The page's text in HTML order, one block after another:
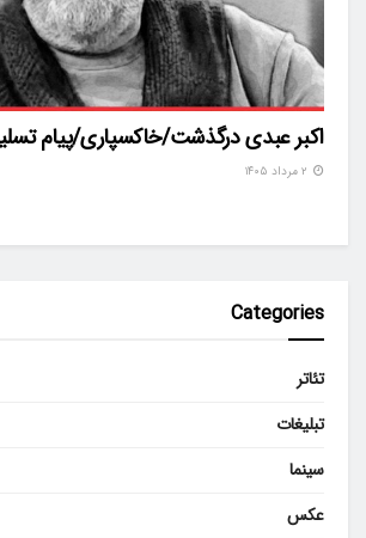
اکبر عبدی درگذشت/خاکسپاری/پیام
Categories
تئاتر
تبلیغات
سینما
عکس